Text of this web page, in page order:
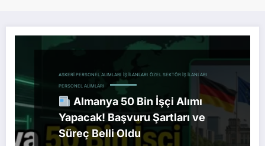
ASKERI PERSONEL ALIMLARI İŞ İLANLARI ÖZEL SEKTÖR İŞ İLANLARI
PERSONEL ALIMLARI
Almanya 50 Bin İşçi Alımı
Yapacak! Başvuru Şartları ve
Süreç Belli Oldu